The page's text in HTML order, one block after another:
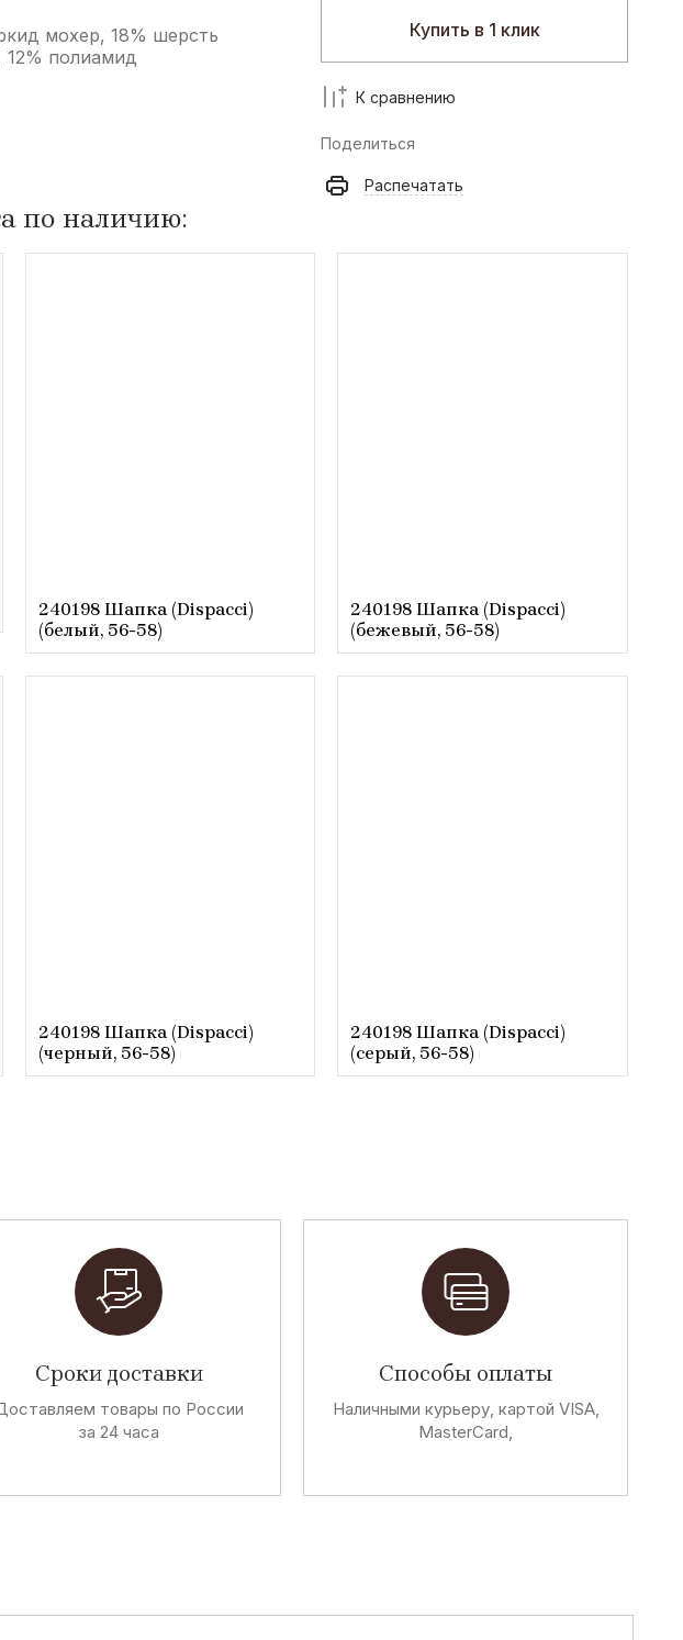
мохер, 18% шерсть
12% полиамид
Купить в 1 клик
К сравнению
Поделиться
Распечатать
по наличию:
240198 Шапка (Dispacci)
(белый, 56-58)
240198 Шапка (Dispacci)
(бежевый, 56-58)
240198 Шапка (Dispacci)
(черный, 56-58)
240198 Шапка (Dispacci)
(серый, 56-58)
Сроки доставки
товары по России
за 24 часа
Способы оплаты
Наличными курьеру, картой VISA,
MasterCard,